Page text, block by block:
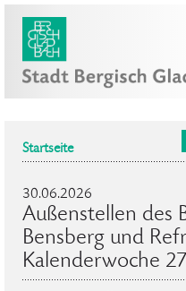
Startseite
30.06.2026
Außenstellen des
Bensberg und
Kalenderwoche